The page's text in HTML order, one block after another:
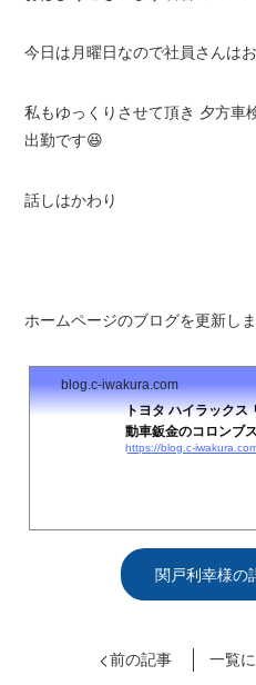
今日は月曜日なので社員さんは
私もゆっくりさせて頂き 夕方車
出勤です😆
話しはかわり
ホームページのブログを更新し
blog.c-iwakura.com
トヨタ ハイラックス
動車鈑金のコロンブス
関戸利幸様の
前の記事 一覧